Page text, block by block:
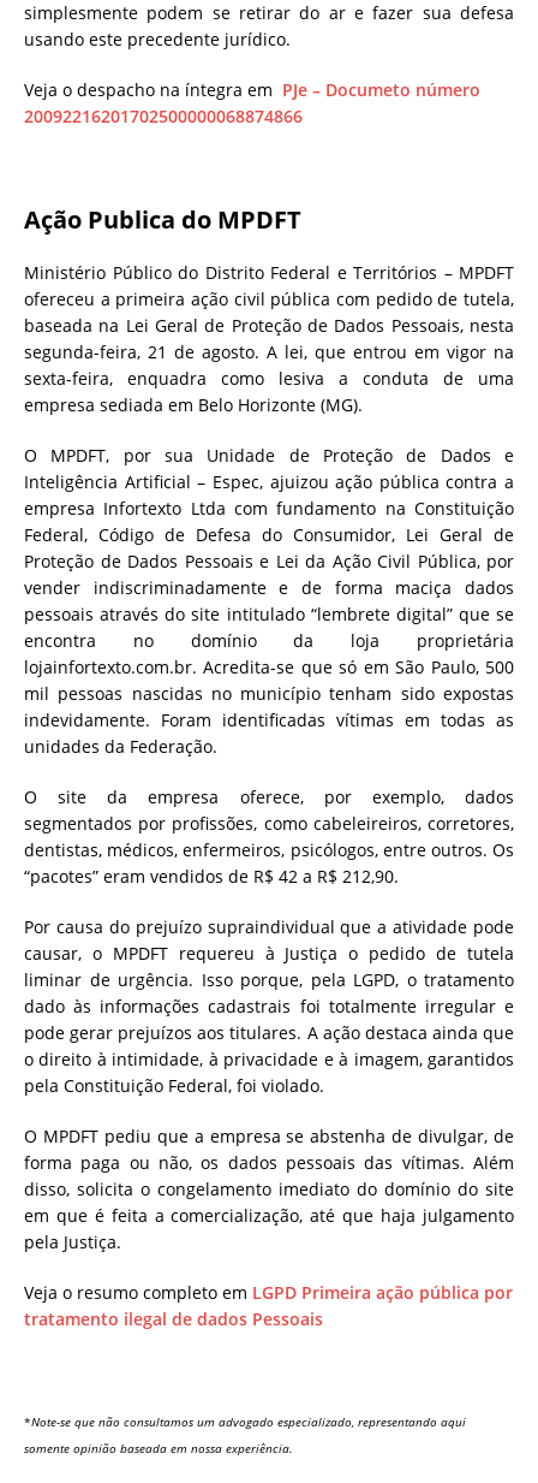
simplesmente podem se retirar do ar e fazer sua defesa
usando este precedente jurídico.
Veja o despacho na íntegra em PJe – Documeto número
20092216201702500000068874866
Ação Publica do MPDFT
Ministério Público do Distrito Federal e Territórios – MPDFT
ofereceu a primeira ação civil pública com pedido de tutela,
baseada na Lei Geral de Proteção de Dados Pessoais, nesta
segunda-feira, 21 de agosto. A lei, que entrou em vigor na
sexta-feira, enquadra como lesiva a conduta de uma
empresa sediada em Belo Horizonte (MG).
O MPDFT, por sua Unidade de Proteção de Dados e
Inteligência Artificial – Espec, ajuizou ação pública contra a
empresa Infortexto Ltda com fundamento na Constituição
Federal, Código de Defesa do Consumidor, Lei Geral de
Proteção de Dados Pessoais e Lei da Ação Civil Pública, por
vender indiscriminadamente e de forma maciça dados
pessoais através do site intitulado “lembrete digital” que se
encontra no domínio da loja proprietária
lojainfortexto.com.br. Acredita-se que só em São Paulo, 500
mil pessoas nascidas no município tenham sido expostas
indevidamente. Foram identificadas vítimas em todas as
unidades da Federação.
O site da empresa oferece, por exemplo, dados
segmentados por profissões, como cabeleireiros, corretores,
dentistas, médicos, enfermeiros, psicólogos, entre outros. Os
“pacotes” eram vendidos de R$ 42 a R$ 212,90.
Por causa do prejuízo supraindividual que a atividade pode
causar, o MPDFT requereu à Justiça o pedido de tutela
liminar de urgência. Isso porque, pela LGPD, o tratamento
dado às informações cadastrais foi totalmente irregular e
pode gerar prejuízos aos titulares. A ação destaca ainda que
o direito à intimidade, à privacidade e à imagem, garantidos
pela Constituição Federal, foi violado.
O MPDFT pediu que a empresa se abstenha de divulgar, de
forma paga ou não, os dados pessoais das vítimas. Além
disso, solicita o congelamento imediato do domínio do site
em que é feita a comercialização, até que haja julgamento
pela Justiça.
Veja o resumo completo em LGPD Primeira ação pública por
tratamento ilegal de dados Pessoais
*Note-se que não consultamos um advogado especializado, representando aqui
somente opinião baseada em nossa experiência.